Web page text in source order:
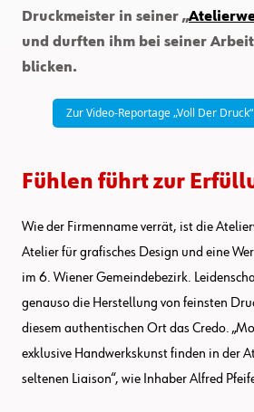
Druckmeister in seiner „
und durften ihm bei seiner
blicken.
Zur Video-Reportage „Voll Der
Fühlen führt zur
Wie der Firmenname verrät, ist die
Atelier für grafisches Design und eine
im 6. Wiener Gemeindebezirk.
genauso die Herstellung von feinsten
diesem authentischen Ort das Credo.
exklusive Handwerkskunst finden in der
seltenen Liaison“, wie Inhaber Alfred